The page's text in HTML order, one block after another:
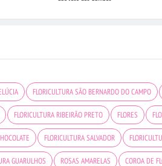
FLORICULTURA SÃO BERNARDO DO CAMPO
FLORICULTURA RIBEIRÃO PRETO FLORES
FLORICULTURA SALVADOR
GUARULHOS ROSAS AMARELAS COROA DE